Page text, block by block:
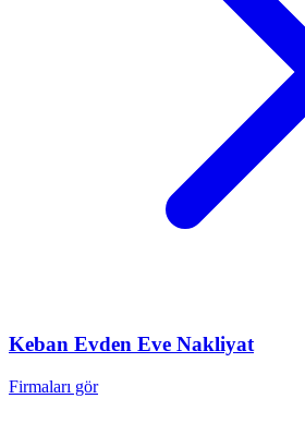
Keban Evden Eve Nakliyat
Firmaları gör